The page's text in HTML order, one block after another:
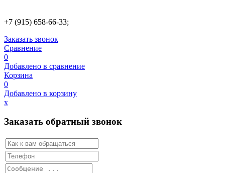
+7 (915) 658-66-33;
Заказать звонок
Сравнение
0
Добавлено в сравнение
Корзина
0
Добавлено в корзину
х
Заказать обратный звонок